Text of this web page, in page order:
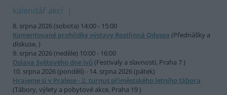
kalendář akcí
8. srpna 2026 (sobota) 14:00 - 15:00
Komentované prohlídky výstavy Rostlinná Odysea (Přednášky a
diskuse, )
9. srpna 2026 (neděle) 10:00 - 16:00
Oslava Světového dne lvů (Festivaly a slavnosti, Praha 7 )
10. srpna 2026 (pondělí) - 14. srpna 2026 (pátek)
Hrajeme si v Pralese - 2. turnus příměstského letního tábora
(Tábory, výlety a pobytové akce, Praha 19 )